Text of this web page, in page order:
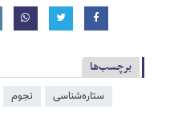
برچسب‌ها
ستاره‌شناسی نجوم